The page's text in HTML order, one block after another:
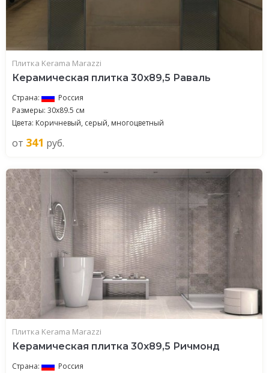
Плитка Kerama Marazzi
Керамическая плитка 30x89,5 Раваль
Страна:
Россия
Размеры: 30x89.5 см
Цвета: Коричневый, серый, многоцветный
от 341 руб.
Плитка Kerama Marazzi
Керамическая плитка 30x89,5 Ричмонд
Страна:
Россия